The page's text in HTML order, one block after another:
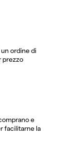
ordine di
prezzo
e
facilitarne la